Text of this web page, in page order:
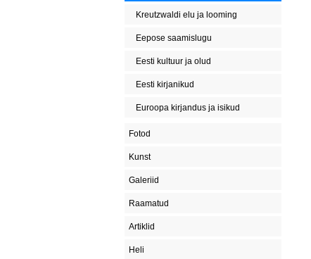
Kreutzwaldi elu ja looming
Eepose saamislugu
Eesti kultuur ja olud
Eesti kirjanikud
Euroopa kirjandus ja isikud
Fotod
Kunst
Galeriid
Raamatud
Artiklid
Heli